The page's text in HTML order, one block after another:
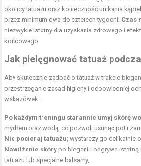
okolicy tatuażu oraz konieczność unikania
przez minimum dwa do czterech tygodni. Czas
niezwykle istotny dla uzyskania zdrowego i
końcowego.
Jak pielęgnować tatuaż
Aby skutecznie zadbać o tatuaż w trakcie
przestrzeganie zasad higieny i odpowiedniej
wskazówek:
Po każdym treningu starannie umyj skórę
mydłem oraz wodą, co pozwoli usunąć pot i
Nie pocieraj tatuażu; wystarczy go delikatnie
Nawilżenie skóry po bieganiu odgrywa
tatuażu lub specjalne balsamy,